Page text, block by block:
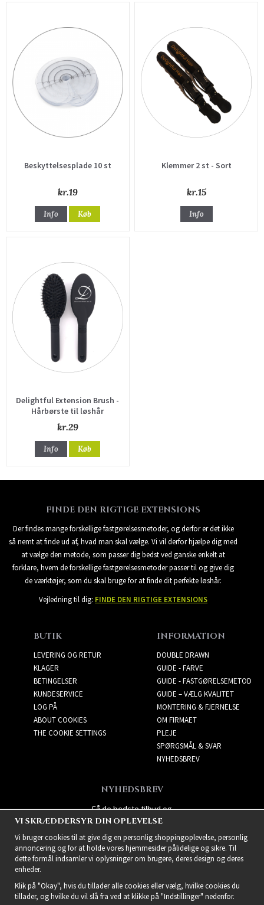
Beskyttelsesplade 10 st
kr.19
Info Køb
Klemmer 2 st - Sort
kr.15
Info
Delightful Extension Brush -
Hårbørste til løshår
kr.29
Info Køb
FINDE DEN RIGTIGE EXTENSIONS
Der findes mange forskellige fastgørelsesmetoder, og derfor er det ikke
så nemt at finde ud af, hvad man skal vælge. Vi vil derfor hjælpe dig med
at vælge den metode, som passer dig bedst ved ganske enkelt at
forklare, hvem de forskellige fastgørelsesmetoder passer til og give dig
de værktøjer, som du skal bruge for at finde dit perfekte løshår.
Vejledning til dig: FINDE DEN RIGTIGE EXTENSIONS
BUTIK
LEVERING OG RETUR
KLAGER
BETINGELSER
KUNDESERVICE
LOG PÅ
ABOUT COOKIES
THE COOKIE SETTINGS
INFORMATION
DOUBLE DRAWN
GUIDE - FARVE
GUIDE - FASTGØRELSEMETOD
GUIDE – VÆLG KVALITET
MONTERING & FJERNELSE
OM FIRMAET
PLEJE
SPØRGSMÅL & SVAR
NYHEDSBREV
NYHEDSBREV
Få de bedste tilbud og
spændende nye produkter!
VI SKRÆDDERSYR DIN OPLEVELSE
Vi bruger cookies til at give dig en personlig shoppingoplevelse, personlig
annoncering og for at holde vores hjemmesider pålidelige og sikre. Til
dette formål indsamler vi oplysninger om brugere, deres design og deres
enheder.
Klik på "Okay", hvis du tillader alle cookies eller vælg, hvilke cookies du
tillader, og hvilke du vil slå fra ved at klikke på "Indstillinger" nedenfor.